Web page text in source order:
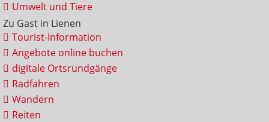
Umwelt und Tiere
Zu Gast in Lienen
Tourist-Information
Angebote online buchen
digitale Ortsrundgänge
Radfahren
Wandern
Reiten